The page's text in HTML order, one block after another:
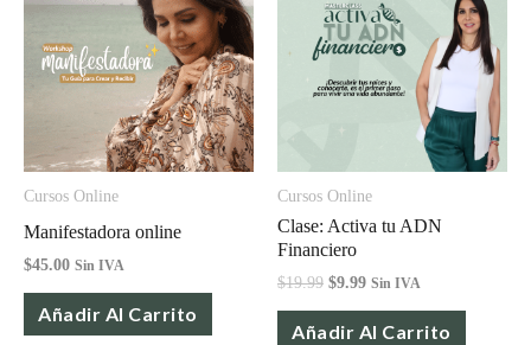
Cursos Online
Manifestadora online
$45.00 Sin IVA
Añadir Al Carrito
Cursos Online
Clase: Activa tu ADN
Financiero
$19.99
$19.99.
$9.99
$9.99.
Sin IVA
Añadir Al Carrito